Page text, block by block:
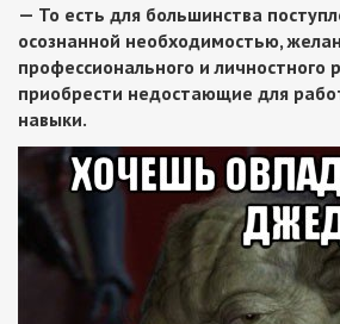
— То есть для большинства
осознанной необходимостью,
профессионального и личностного
приобрести недостающие для
навыки.